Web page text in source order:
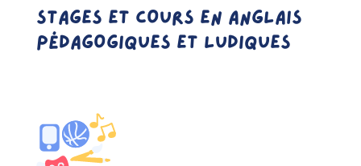
STAGES ET COURS EN ANGLAIS
PÉDAGOGIQUES ET LUDIQUES